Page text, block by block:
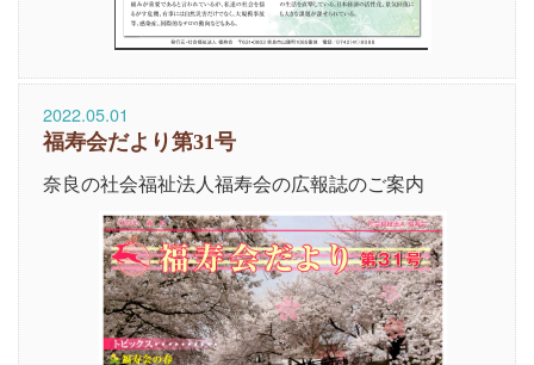
2022.05.01
福寿会だより第31号
奈良の社会福祉法人福寿会の広報誌のご案内